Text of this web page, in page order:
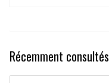
Récemment consultés